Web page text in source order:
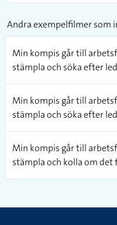
Andra exempelfilmer som
Min kompis går till
stämpla och söka efter
Min kompis går till
stämpla och söka efter
Min kompis går till
stämpla och kolla om det